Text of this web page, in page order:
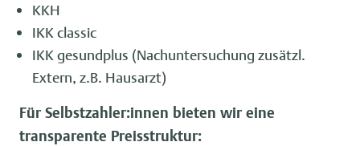
KKH
IKK classic
IKK gesundplus (Nachuntersuchung zusätzl.
Extern, z.B. Hausarzt)
Für Selbstzahler:innen bieten wir eine
transparente Preisstruktur: